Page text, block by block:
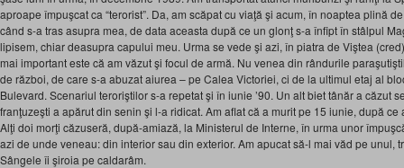
aproape împuşcat ca “terorist”. Da, am scăpat cu viaţă şi acum, în noaptea plină
când s-a tras asupra mea, de data aceasta după ce un glonţ s-a înfipt în stâlpul
lipisem, chiar deasupra capului meu. Urma se vede şi azi, în piatra de Viştea
mai important este că am văzut şi focul de armă. Nu venea din rândurile
de război, de care s-a abuzat aiurea – pe Calea Victoriei, ci de la ultimul etaj al
Bulevard. Scenariul teroriştilor s-a repetat şi în iunie ’90. Un alt biet tânăr a căzut
franţuzeşti a apărut din senin şi l-a ridicat. Am aflat că a murit pe 15 iunie, după
Alţi doi morţi căzuseră, după-amiază, la Ministerul de Interne, în urma unor
azi de unde veneau: din interior sau din exterior. Am apucat să-l mai văd pe unul,
Sângele îi şiroia pe caldarâm.